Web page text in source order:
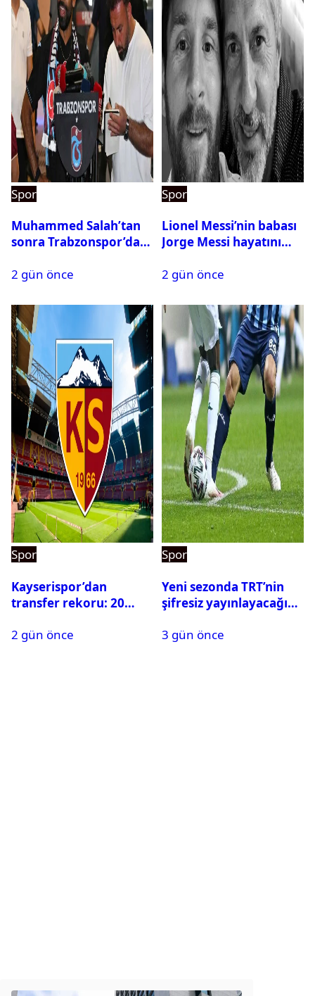
Spor
Muhammed Salah’tan
sonra Trabzonspor’dan
2 gün önce
Spor
Lionel Messi’nin babası
Jorge Messi hayatını
2 gün önce
Spor
Kayserispor’dan
transfer rekoru: 20
2 gün önce
Spor
Yeni sezonda TRT’nin
şifresiz yayınlayacağı
3 gün önce